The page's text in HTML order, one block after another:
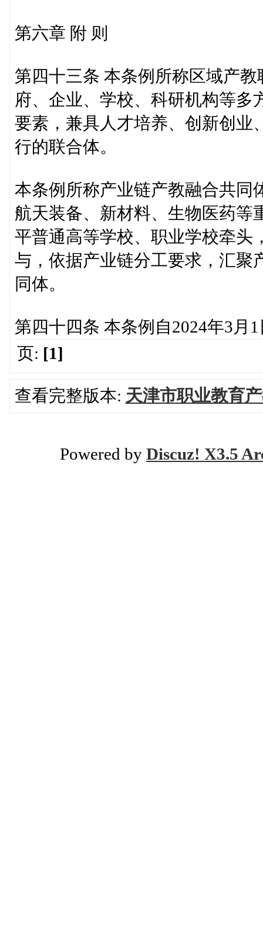
第六章 附 则
第四十三条 本条例所称区域产
府、企业、学校、科研机构等多
要素，兼具人才培养、创新创业
行的联合体。
本条例所称产业链产教融合共同
航天装备、新材料、生物医药等
平普通高等学校、职业学校牵头
与，依据产业链分工要求，汇聚
同体。
第四十四条 本条例自2024年3月
页: [1]
查看完整版本: 天津市职业教育
Powered by Discuz! X3.5